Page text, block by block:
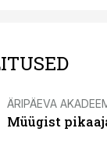
ÄRIPÄEVA
Müügist